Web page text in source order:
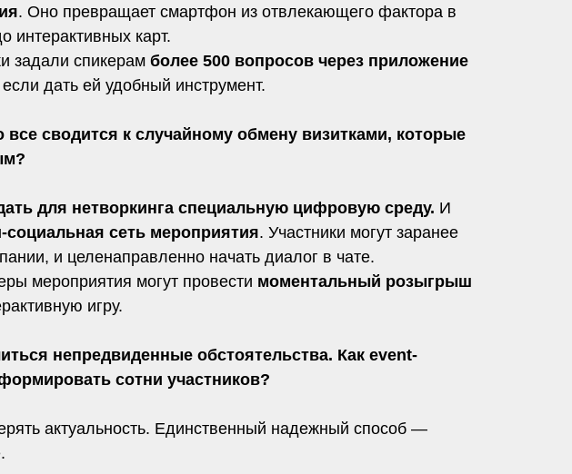
. Оно превращает смартфон из отвлекающего фактора в
интерактивных карт.
задали спикерам более 500 вопросов через приложение
дать ей удобный инструмент.
сводится к случайному обмену визитками, которые
для нетворкинга специальную цифровую среду. И
социальная сеть мероприятия. Участники могут заранее
и целенаправленно начать диалог в чате.
мероприятия могут провести моментальный розыгрыш
игру.
непредвиденные обстоятельства. Как event-
сотни участников?
актуальность. Единственный надежный способ —